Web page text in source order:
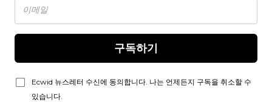
구독하기
Ecwid 뉴스레터 수신에 동의합니다. 나는 언제든지 구독을 취소할 수
있습니다.